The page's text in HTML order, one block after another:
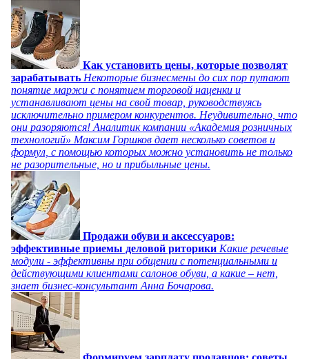
Как установить цены, которые позволят
зарабатывать Некоторые бизнесмены до сих пор путают
понятие маржи с понятием торговой наценки и
устанавливают цены на свой товар, руководствуясь
исключительно примером конкурентов. Неудивительно, что
они разоряются! Аналитик компании «Академия розничных
технологий» Максим Горшков дает несколько советов и
формул, с помощью которых можно установить не только
не разорительные, но и прибыльные цены.
Продажи обуви и аксессуаров:
эффективные приемы деловой риторики Какие речевые
модули - эффективны при общении с потенциальными и
действующими клиентами салонов обуви, а какие – нет,
знает бизнес-консультант Анна Бочарова.